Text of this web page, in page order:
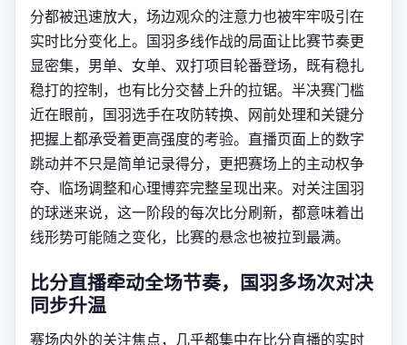
分都被迅速放大，场边观众的注意力也被牢牢吸引在
实时比分变化上。国羽多线作战的局面让比赛节奏更
显密集，男单、女单、双打项目轮番登场，既有稳扎
稳打的控制，也有比分交替上升的拉锯。半决赛门槛
近在眼前，国羽选手在攻防转换、网前处理和关键分
把握上都承受着更高强度的考验。直播页面上的数字
跳动并不只是简单记录得分，更把赛场上的主动权争
夺、临场调整和心理博弈完整呈现出来。对关注国羽
的球迷来说，这一阶段的每次比分刷新，都意味着出
线形势可能随之变化，比赛的悬念也被拉到最满。
比分直播牵动全场节奏，国羽多场次对决
同步升温
赛场内外的关注焦点，几乎都集中在比分直播的实时